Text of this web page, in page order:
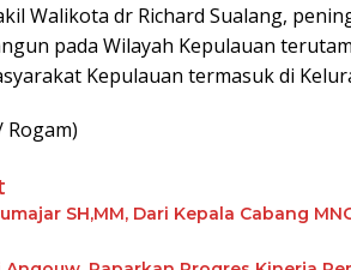
Walikota dr Richard Sualang,
pada Wilayah Kepulauan
Kepulauan termasuk di
Rogam)
SH,MM, Dari Kepala Cabang